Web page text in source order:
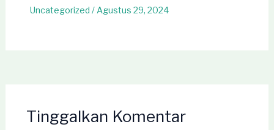
Uncategorized / Agustus 29, 2024
Tinggalkan Komentar